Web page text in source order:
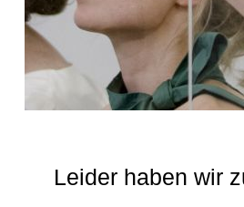
Leider haben wir